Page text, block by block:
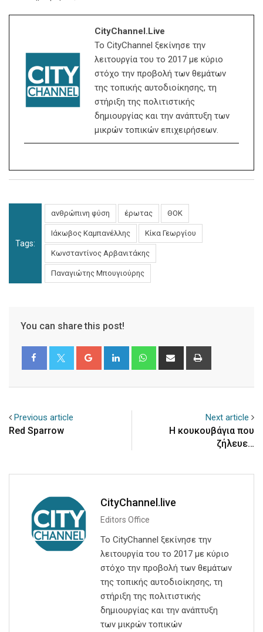
CityChannel.live
Το CityChannel ξεκίνησε την
λειτουργία του το 2017 με κύριο
στόχο την προβολή των θεμάτων
της τοπικής αυτοδιοίκησης, τη
στήριξη της πολιτιστικής
δημιουργίας και την ανάπτυξη των
μικρών τοπικών επιχειρήσεων.
Tags:
ανθρώπινη φύση έρωτας ΘΟΚ
Ιάκωβος Καμπανέλλης Κίκα Γεωργίου
Κωνσταντίνος Αρβανιτάκης
Παναγιώτης Μπουγιούρης
You can share this post!
Google+ LinkedIn WhatsappShare
Previous article
Red Sparrow
Next article
Η κουκουβάγια που
ζήλευε…
CityChannel.live
Editors Office
Το CityChannel ξεκίνησε την
λειτουργία του το 2017 με κύριο
στόχο την προβολή των θεμάτων
της τοπικής αυτοδιοίκησης, τη
στήριξη της πολιτιστικής
δημιουργίας και την ανάπτυξη
των μικρών τοπικών